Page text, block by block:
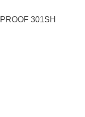
301SH